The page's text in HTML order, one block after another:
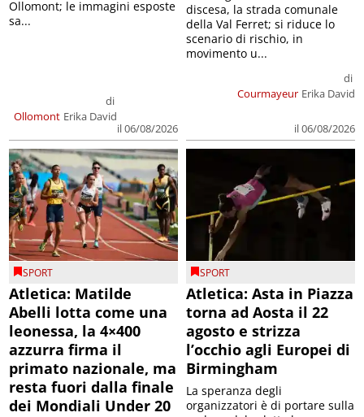
Ollomont
di
Erika David
il 06/08/2026
Ollomont; le immagini esposte
sa...
Courmayeur
di
Erika David
il 06/08/2026
discesa, la strada comunale
della Val Ferret; si riduce lo
scenario di rischio, in
movimento u...
SPORT
Atletica: Matilde
Abelli lotta come una
leonessa, la 4×400
azzurra firma il
primato nazionale, ma
resta fuori dalla finale
dei Mondiali Under 20
SPORT
Atletica: Asta in Piazza
torna ad Aosta il 22
agosto e strizza
l’occhio agli Europei di
Birmingham
La speranza degli
organizzatori è di portare sulla